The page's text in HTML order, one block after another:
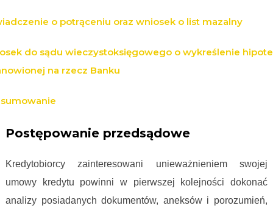
o potrąceniu oraz wniosek o list mazalny
do sądu wieczystoksięgowego o wykreślenie
na rzecz Banku
Postępowanie przedsądowe
Kredytobiorcy zainteresowani unieważnieniem swojej
umowy kredytu powinni w pierwszej kolejności dokonać
analizy posiadanych dokumentów, aneksów i porozumień,